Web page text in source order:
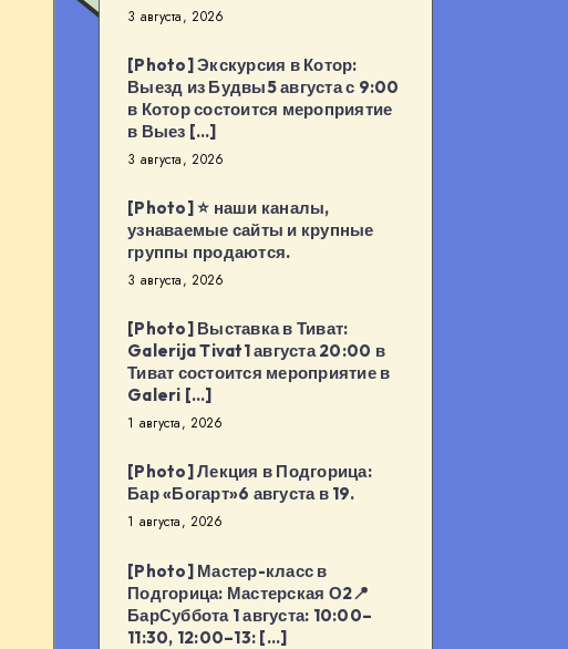
3 августа, 2026
[Photo] Экскурсия в Котор:
Выезд из Будвы5 августа с 9:00
в Котор состоится мероприятие
в Выез […]
3 августа, 2026
[Photo] ⭐️ наши каналы,
узнаваемые сайты и крупные
группы продаются.
3 августа, 2026
[Photo] Выставка в Тиват:
Galerija Tivat1 августа 20:00 в
Тиват состоится мероприятие в
Galeri […]
1 августа, 2026
[Photo] Лекция в Подгорица:
Бар «Богарт»6 августа в 19.
1 августа, 2026
[Photo] Мастер-класс в
Подгорица: Мастерская О2📍
БарСуббота 1 августа: 10:00–
11:30, 12:00–13: […]